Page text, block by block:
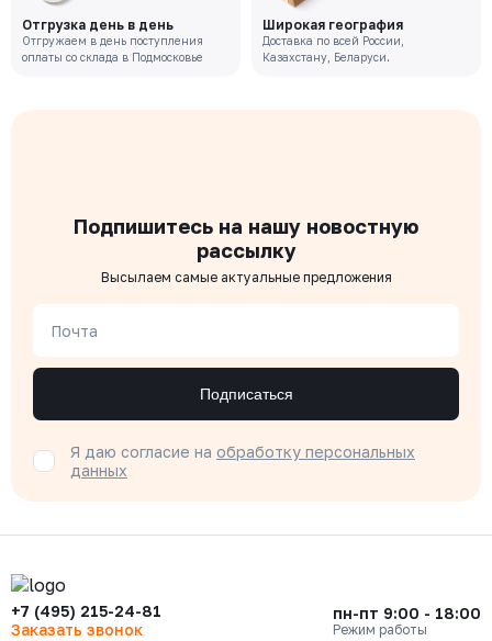
Отгрузка день в день
Отгружаем в день поступления
оплаты со склада в Подмосковье
Широкая география
Доставка по всей России,
Казахстану, Беларуси.
Подпишитесь на нашу новостную
рассылку
Высылаем самые актуальные предложения
Почта
Подписаться
Я даю согласие на обработку персональных
данных
+7 (495) 215-24-81
Заказать звонок
пн-пт 9:00 - 18:00
Режим работы